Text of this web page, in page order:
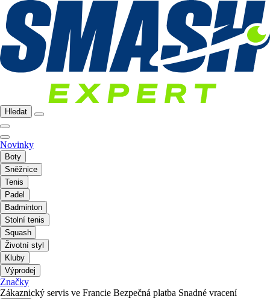
Hledat
Novinky
Boty
Sněžnice
Tenis
Padel
Badminton
Stolní tenis
Squash
Životní styl
Kluby
Výprodej
Značky
Zákaznický servis ve Francie Bezpečná platba Snadné vracení